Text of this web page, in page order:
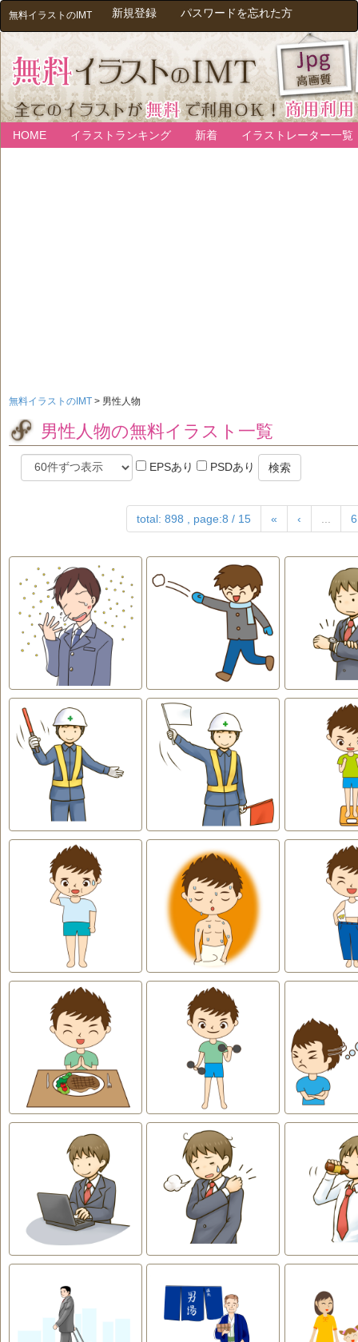
無料イラストのIMT 新規登録 パスワードを忘れた方
HOME イラストランキング 新着 イラストレーター一覧
無料イラストのIMT > 男性人物
男性人物の無料イラスト一覧
EPSあり PSDあり 検索
total: 898 , page:8 / 15 « ‹ 6